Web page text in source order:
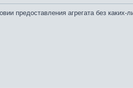
предоставления агрегата без каких-